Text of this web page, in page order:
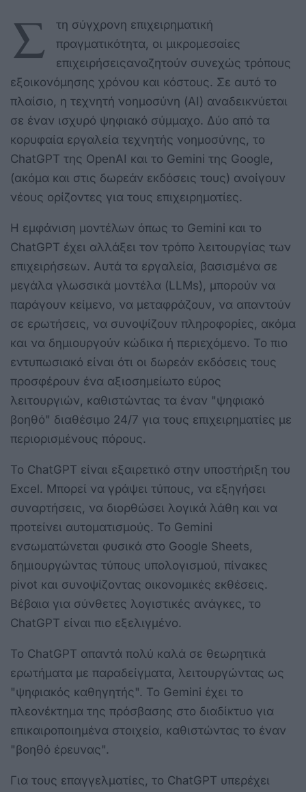
Σ
τη σύγχρονη επιχειρηματική
πραγματικότητα, οι μικρομεσαίες
επιχειρήσειςαναζητούν συνεχώς τρόπους
εξοικονόμησης χρόνου και κόστους. Σε αυτό το
πλαίσιο, η τεχνητή νοημοσύνη (AI) αναδεικνύεται
σε έναν ισχυρό ψηφιακό σύμμαχο. Δύο από τα
κορυφαία εργαλεία τεχνητής νοημοσύνης, το
ChatGPT της OpenAI και το Gemini της Google,
(ακόμα και στις δωρεάν εκδόσεις τους) ανοίγουν
νέους ορίζοντες για τους επιχειρηματίες.
Η εμφάνιση μοντέλων όπως το Gemini και το
ChatGPT έχει αλλάξει τον τρόπο λειτουργίας των
επιχειρήσεων. Αυτά τα εργαλεία, βασισμένα σε
μεγάλα γλωσσικά μοντέλα (LLMs), μπορούν να
παράγουν κείμενο, να μεταφράζουν, να απαντούν
σε ερωτήσεις, να συνοψίζουν πληροφορίες, ακόμα
και να δημιουργούν κώδικα ή περιεχόμενο. Το πιο
εντυπωσιακό είναι ότι οι δωρεάν εκδόσεις τους
προσφέρουν ένα αξιοσημείωτο εύρος
λειτουργιών, καθιστώντας τα έναν "ψηφιακό
βοηθό" διαθέσιμο 24/7 για τους επιχειρηματίες με
περιορισμένους πόρους.
Το ChatGPT είναι εξαιρετικό στην υποστήριξη του
Excel. Μπορεί να γράψει τύπους, να εξηγήσει
συναρτήσεις, να διορθώσει λογικά λάθη και να
προτείνει αυτοματισμούς. Το Gemini
ενσωματώνεται φυσικά στο Google Sheets,
δημιουργώντας τύπους υπολογισμού, πίνακες
pivot και συνοψίζοντας οικονομικές εκθέσεις.
Βέβαια για σύνθετες λογιστικές ανάγκες, το
ChatGPT είναι πιο εξελιγμένο.
Το ChatGPT απαντά πολύ καλά σε θεωρητικά
ερωτήματα με παραδείγματα, λειτουργώντας ως
"ψηφιακός καθηγητής". Το Gemini έχει το
πλεονέκτημα της πρόσβασης στο διαδίκτυο για
επικαιροποιημένα στοιχεία, καθιστώντας το έναν
"βοηθό έρευνας".
Για τους επαγγελματίες, το ChatGPT υπερέχει